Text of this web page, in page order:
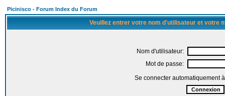
Picinisco - Forum Index du Forum
Veuillez entrer votre nom d'utilisateur et votre
Nom d'utilisateur:
Mot de passe:
Se connecter automatiquement